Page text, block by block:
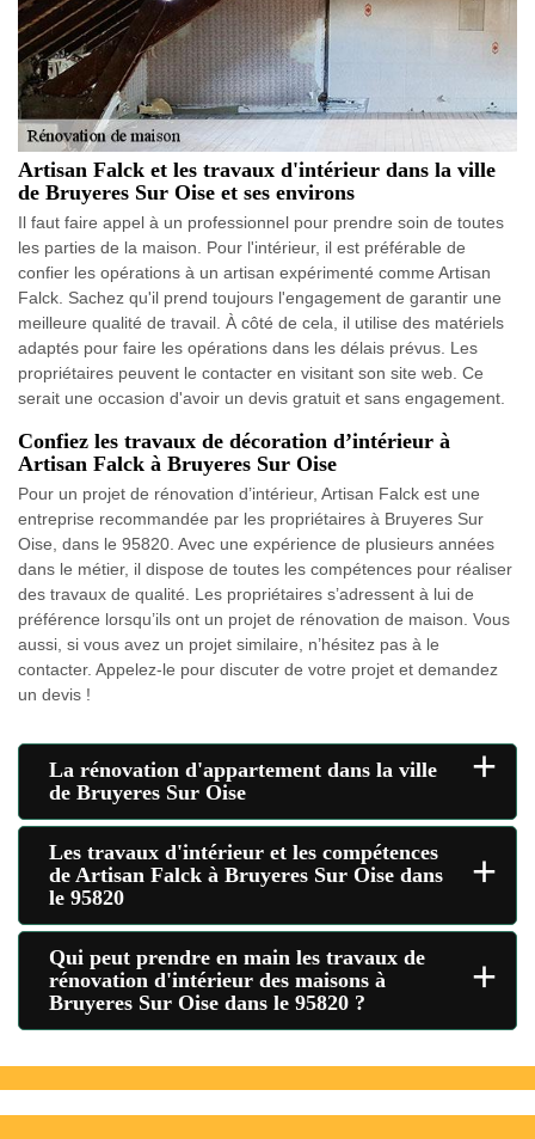
Artisan Falck et les travaux d'intérieur dans la ville
de Bruyeres Sur Oise et ses environs
Il faut faire appel à un professionnel pour prendre soin de toutes
les parties de la maison. Pour l'intérieur, il est préférable de
confier les opérations à un artisan expérimenté comme Artisan
Falck. Sachez qu'il prend toujours l'engagement de garantir une
meilleure qualité de travail. À côté de cela, il utilise des matériels
adaptés pour faire les opérations dans les délais prévus. Les
propriétaires peuvent le contacter en visitant son site web. Ce
serait une occasion d'avoir un devis gratuit et sans engagement.
Confiez les travaux de décoration d’intérieur à
Artisan Falck à Bruyeres Sur Oise
Pour un projet de rénovation d’intérieur, Artisan Falck est une
entreprise recommandée par les propriétaires à Bruyeres Sur
Oise, dans le 95820. Avec une expérience de plusieurs années
dans le métier, il dispose de toutes les compétences pour réaliser
des travaux de qualité. Les propriétaires s’adressent à lui de
préférence lorsqu’ils ont un projet de rénovation de maison. Vous
aussi, si vous avez un projet similaire, n’hésitez pas à le
contacter. Appelez-le pour discuter de votre projet et demandez
un devis !
La rénovation d'appartement dans la ville
de Bruyeres Sur Oise
+
Les travaux d'intérieur et les compétences
de Artisan Falck à Bruyeres Sur Oise dans
le 95820
+
Qui peut prendre en main les travaux de
rénovation d'intérieur des maisons à
Bruyeres Sur Oise dans le 95820 ?
+